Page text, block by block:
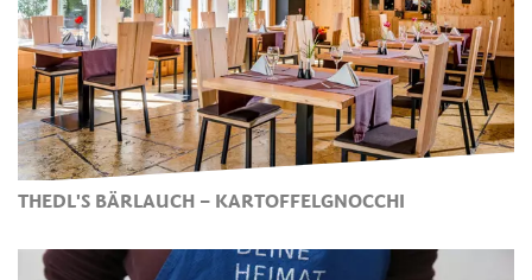
THEDL'S BÄRLAUCH – KARTOFFELGNOCCHI